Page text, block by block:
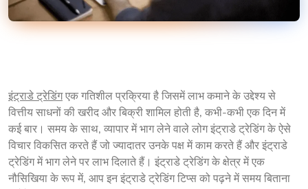
इंट्राडे ट्रेडिंग एक गतिशील प्रक्रिया है जिसमें लाभ कमाने के उद्देश्य से
वित्तीय साधनों की खरीद और बिक्री शामिल होती है, कभी-कभी एक दिन में
कई बार। समय के साथ, व्यापार में भाग लेने वाले लोग इंट्राडे ट्रेडिंग के ऐसे
विचार विकसित करते हैं जो ज्यादातर उनके पक्ष में काम करते हैं और इंट्राडे
ट्रेडिंग में भाग लेने पर लाभ दिलाते हैं। इंट्राडे ट्रेडिंग के क्षेत्र में एक
नौसिखिया के रूप में, आप इन इंट्राडे ट्रेडिंग टिप्स को पढ़ने में समय बिताना